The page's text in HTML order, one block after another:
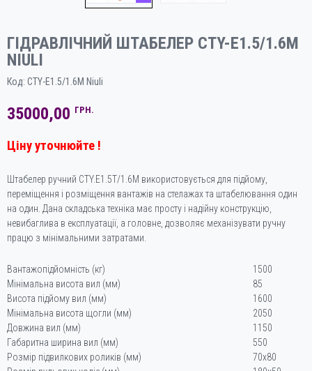
ГІДРАВЛІЧНИЙ ШТАБЕЛЕР CTY-E1.5/1.6M
NIULI
Код: CTY-E1.5/1.6M Niuli
35000,00 ГРН.
Ціну уточнюйте !
Штабелер ручний CTY.E1.5T/1.6M використовується для підйому,
переміщення і розміщення вантажів на стелажах та штабелювання один
на один. Дана складська техніка має просту і надійну конструкцію,
невибаглива в експлуатації, а головне, дозволяє механізувати ручну
працю з мінімальними затратами.
Вантажопідйомність (кг)
1500
Мінімальна висота вил (мм)
85
Висота підйому вил (мм)
1600
Мінімальна висота щогли (мм)
2050
Довжина вил (мм)
1150
Габаритна ширина вил (мм)
550
Розмір підвилкових роликів (мм)
70х80